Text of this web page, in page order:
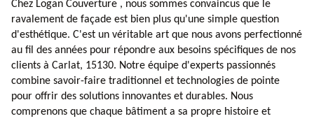
Chez Logan Couverture , nous sommes convaincus que le
ravalement de façade est bien plus qu'une simple question
d'esthétique. C'est un véritable art que nous avons perfectionné
au fil des années pour répondre aux besoins spécifiques de nos
clients à Carlat, 15130. Notre équipe d'experts passionnés
combine savoir-faire traditionnel et technologies de pointe
pour offrir des solutions innovantes et durables. Nous
comprenons que chaque bâtiment a sa propre histoire et